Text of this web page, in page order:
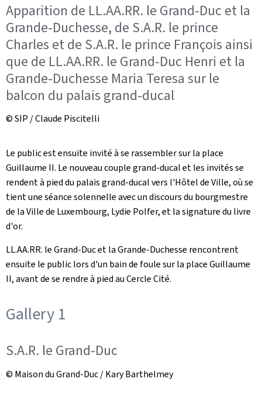
Apparition de LL.AA.RR. le Grand-Duc et la
Grande-Duchesse, de S.A.R. le prince
Charles et de S.A.R. le prince François ainsi
que de LL.AA.RR. le Grand-Duc Henri et la
Grande-Duchesse Maria Teresa sur le
balcon du palais grand-ducal
© SIP / Claude Piscitelli
Le public est ensuite invité à se rassembler sur la place
Guillaume II. Le nouveau couple grand-ducal et les invités se
rendent à pied du palais grand-ducal vers l'Hôtel de Ville, où se
tient une séance solennelle avec un discours du bourgmestre
de la Ville de Luxembourg, Lydie Polfer, et la signature du livre
d'or.
LL.AA.RR. le Grand-Duc et la Grande-Duchesse rencontrent
ensuite le public lors d'un bain de foule sur la place Guillaume
II, avant de se rendre à pied au Cercle Cité.
Gallery 1
S.A.R. le Grand-Duc
© Maison du Grand-Duc / Kary Barthelmey